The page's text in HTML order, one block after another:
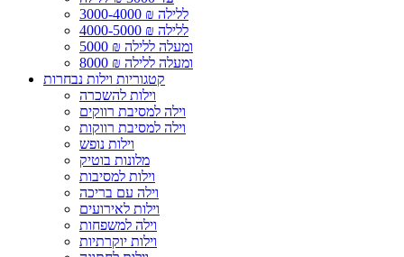
3000-4000 ₪ ללילה
4000-5000 ₪ ללילה
5000 ₪ ומעלה ללילה
8000 ₪ ומעלה ללילה
קטגוריות וילות נבחרות
וילות להשכרה
וילה למסיבת רווקים
וילה למסיבת רווקות
וילות נופש
מלונות בוטיק
וילות למסיבות
וילה עם בריכה
וילות לאירועים
וילה למשפחות
וילות יוקרתיות